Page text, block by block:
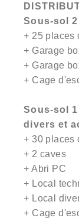
Sous-sol
+ 25 places
+ Garage
+ Garage
+ Cage
Sous-sol
divers et
+ 30 places
+ 2 caves
+ Abri PC
+ Local
+ Local
+ Cage